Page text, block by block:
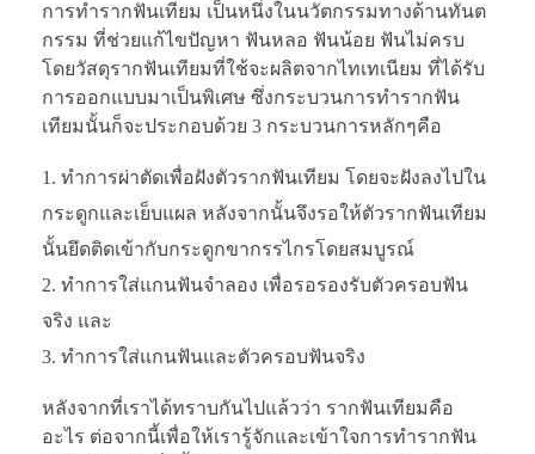
การทำรากฟันเทียม เป็นหนึ่งในนวัตกรรมทางด้านทันต
กรรม ที่ช่วยแก้ไขปัญหา ฟันหลอ ฟันน้อย ฟันไม่ครบ
โดยวัสดุรากฟันเทียมที่ใช้จะผลิตจากไทเทเนียม ที่ได้รับ
การออกแบบมาเป็นพิเศษ ซึ่งกระบวนการทำรากฟัน
เทียมนั้นก็จะประกอบด้วย 3 กระบวนการหลักๆคือ
ทำการผ่าตัดเพื่อฝังตัวรากฟันเทียม โดยจะฝังลงไปใน
กระดูกและเย็บแผล หลังจากนั้นจึงรอให้ตัวรากฟันเทียม
นั้นยึดติดเข้ากับกระดูกขากรรไกรโดยสมบูรณ์
ทำการใส่แกนฟันจำลอง เพื่อรอรองรับตัวครอบฟัน
จริง และ
ทำการใส่แกนฟันและตัวครอบฟันจริง
หลังจากที่เราได้ทราบกันไปแล้วว่า รากฟันเทียมคือ
อะไร ต่อจากนี้เพื่อให้เรารู้จักและเข้าใจการทำรากฟัน